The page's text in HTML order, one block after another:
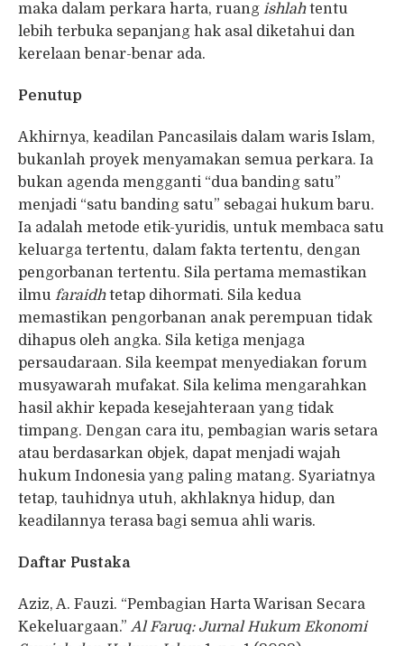
maka dalam perkara harta, ruang ishlahtentu
lebih terbuka sepanjang hak asal diketahui dan
kerelaan benar-benar ada.
Penutup
Akhirnya, keadilan Pancasilais dalam waris Islam,
bukanlah proyek menyamakan semua perkara. Ia
bukan agenda mengganti “dua banding satu”
menjadi “satu banding satu” sebagai hukum baru.
Ia adalah metode etik-yuridis, untuk membaca satu
keluarga tertentu, dalam fakta tertentu, dengan
pengorbanan tertentu. Sila pertama memastikan
ilmu faraidhtetap dihormati. Sila kedua
memastikan pengorbanan anak perempuan tidak
dihapus oleh angka. Sila ketiga menjaga
persaudaraan. Sila keempat menyediakan forum
musyawarah mufakat. Sila kelima mengarahkan
hasil akhir kepada kesejahteraan yang tidak
timpang. Dengan cara itu, pembagian waris setara
atau berdasarkan objek, dapat menjadi wajah
hukum Indonesia yang paling matang. Syariatnya
tetap, tauhidnya utuh, akhlaknya hidup, dan
keadilannya terasa bagi semua ahli waris.
Daftar Pustaka
Aziz, A. Fauzi. “Pembagian Harta Warisan Secara
Kekeluargaan.” Al Faruq: Jurnal Hukum Ekonomi